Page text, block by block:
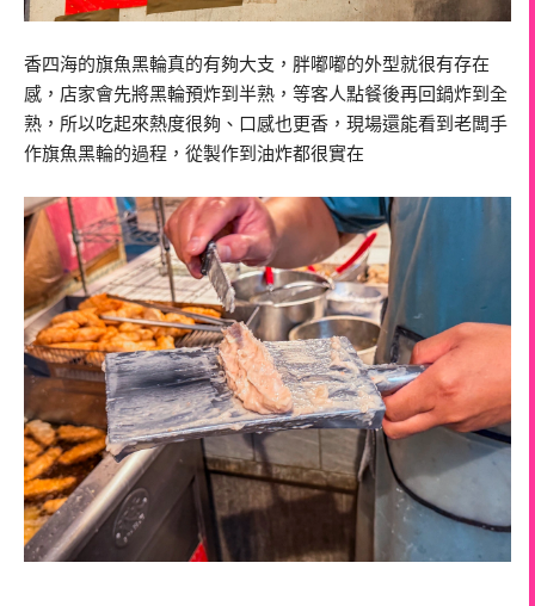
香四海的旗魚黑輪真的有夠大支，胖嘟嘟的外型就很有存在
感，店家會先將黑輪預炸到半熟，等客人點餐後再回鍋炸到全
熟，所以吃起來熱度很夠、口感也更香，現場還能看到老闆手
作旗魚黑輪的過程，從製作到油炸都很實在